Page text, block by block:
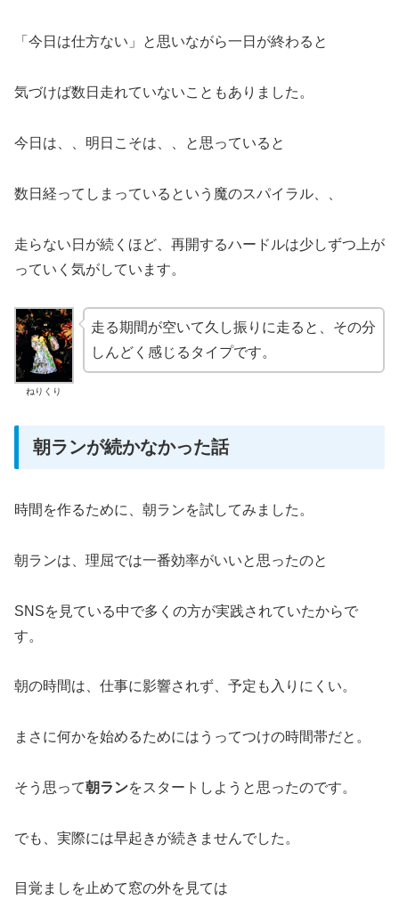
「今日は仕方ない」と思いながら一日が終わると
気づけば数日走れていないこともありました。
今日は、、明日こそは、、と思っていると
数日経ってしまっているという魔のスパイラル、、
走らない日が続くほど、再開するハードルは少しずつ上が
っていく気がしています。
ねりくり
走る期間が空いて久し振りに走ると、その分
しんどく感じるタイプです。
朝ランが続かなかった話
時間を作るために、朝ランを試してみました。
朝ランは、理屈では一番効率がいいと思ったのと
SNSを見ている中で多くの方が実践されていたからで
す。
朝の時間は、仕事に影響されず、予定も入りにくい。
まさに何かを始めるためにはうってつけの時間帯だと。
そう思って朝ランをスタートしようと思ったのです。
でも、実際には早起きが続きませんでした。
目覚ましを止めて窓の外を見ては